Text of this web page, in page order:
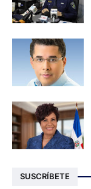
SUSCRÍBETE